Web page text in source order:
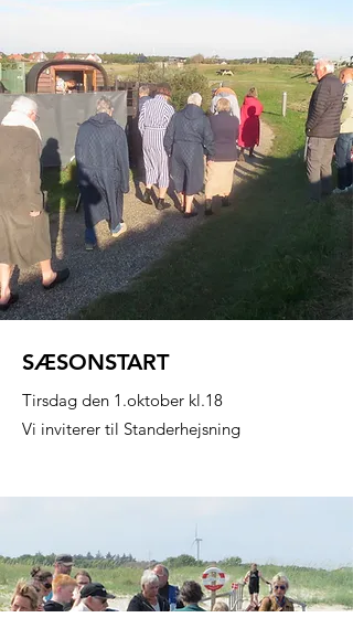
SÆSONSTART
Tirsdag den 1.oktober kl.18
Vi inviterer til Standerhejsning